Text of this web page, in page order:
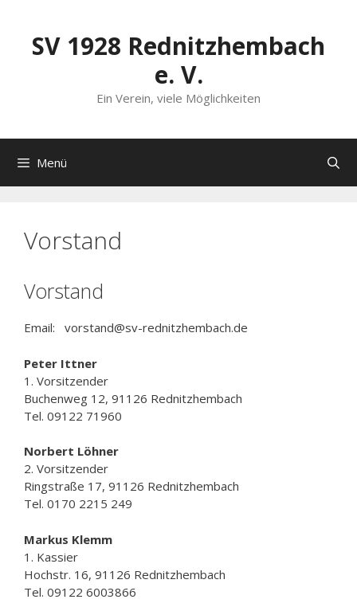
springenSV 1928 Rednitzhembach
e. V.
Ein Verein, viele Möglichkeiten
Menü
Vorstand
Vorstand
Email: vorstand@sv-rednitzhembach.de
Peter Ittner
1. Vorsitzender
Buchenweg 12, 91126 Rednitzhembach
Tel. 09122 71960
Norbert Löhner
2. Vorsitzender
Ringstraße 17, 91126 Rednitzhembach
Tel. 0170 2215 249
Markus Klemm
1. Kassier
Hochstr. 16, 91126 Rednitzhembach
Tel. 09122 6003866